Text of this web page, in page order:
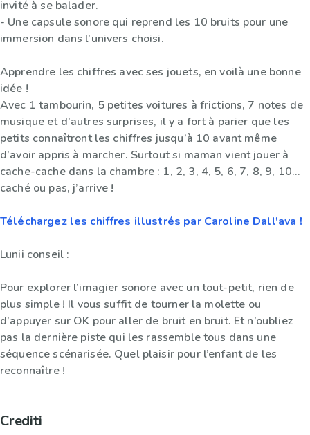
invité à se balader.
- Une capsule sonore qui reprend les 10 bruits pour une
immersion dans l’univers choisi.
Apprendre les chiffres avec ses jouets, en voilà une bonne
idée !
Avec 1 tambourin, 5 petites voitures à frictions, 7 notes de
musique et d’autres surprises, il y a fort à parier que les
petits connaîtront les chiffres jusqu’à 10 avant même
d’avoir appris à marcher. Surtout si maman vient jouer à
cache-cache dans la chambre : 1, 2, 3, 4, 5, 6, 7, 8, 9, 10…
caché ou pas, j’arrive !
Téléchargez les chiffres illustrés par Caroline Dall'ava !
Lunii conseil :
Pour explorer l’imagier sonore avec un tout-petit, rien de
plus simple ! Il vous suffit de tourner la molette ou
d’appuyer sur OK pour aller de bruit en bruit. Et n’oubliez
pas la dernière piste qui les rassemble tous dans une
séquence scénarisée. Quel plaisir pour l’enfant de les
reconnaître !
Crediti